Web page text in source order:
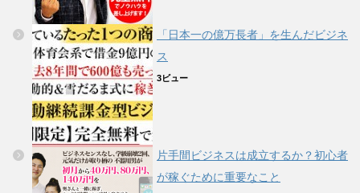
「日本一の億万長者」を生んだビジネ
ス
3ビュー
片手間ビジネスは成立するか？初心者
が稼ぐために重要なこと